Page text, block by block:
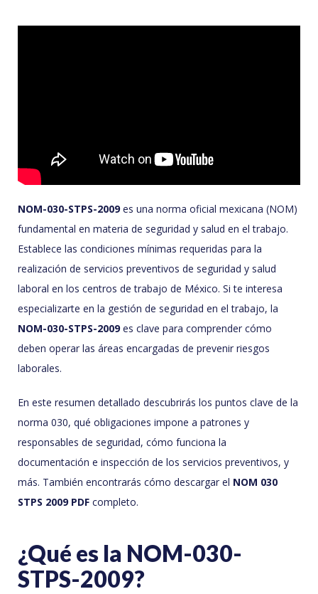
NOM-030-STPS-2009es una norma oficial mexicana (NOM)
fundamental en materia de seguridad y salud en el trabajo.
Establece las condiciones mínimas requeridas para la
realización de servicios preventivos de seguridad y salud
laboral en los centros de trabajo de México. Si te interesa
especializarte en la gestión de seguridad en el trabajo, la
NOM-030-STPS-2009es clave para comprender cómo
deben operar las áreas encargadas de prevenir riesgos
laborales.
En este resumen detallado descubrirás los puntos clave de la
norma 030, qué obligaciones impone a patrones y
responsables de seguridad, cómo funciona la
documentación e inspección de los servicios preventivos, y
más. También encontrarás cómo descargar el NOM 030
STPS 2009 PDF completo.
¿Qué es la NOM-030-
STPS-2009?